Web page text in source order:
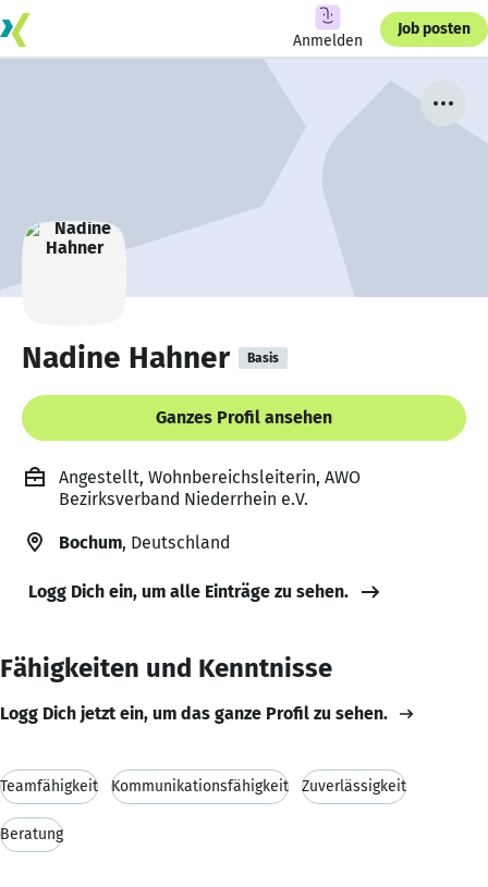
Anmelden
Job posten
Nadine Hahner Basis
Ganzes Profil ansehen
Angestellt, Wohnbereichsleiterin, AWO
Bezirksverband Niederrhein e.V.
Bochum, Deutschland
Logg Dich ein, um alle Einträge zu sehen.
Fähigkeiten und Kenntnisse
Logg Dich jetzt ein, um das ganze Profil zu sehen.
Teamfähigkeit Kommunikationsfähigkeit Zuverlässigkeit
Beratung